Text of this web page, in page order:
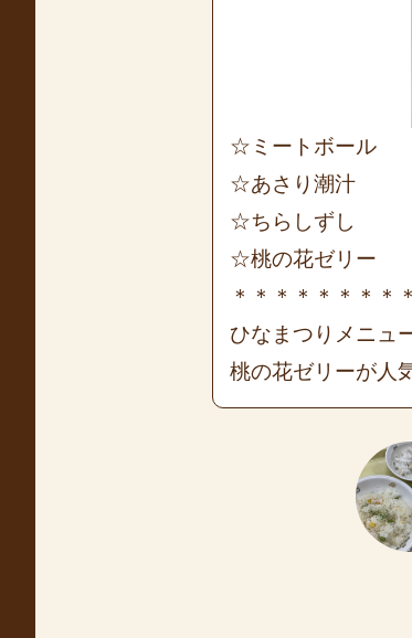
☆ミートボール
☆あさり潮汁
☆ちらしずし
☆桃の花ゼリー
＊＊＊＊＊＊＊＊
ひなまつりメニュ
桃の花ゼリーが人